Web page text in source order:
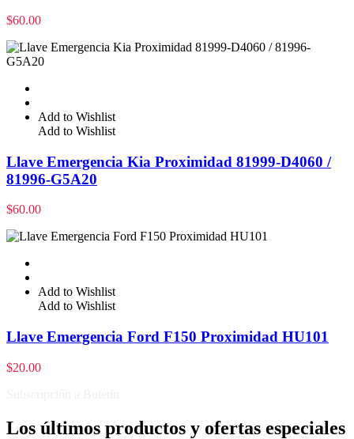
$60.00
Add to Wishlist
Add to Wishlist
Llave Emergencia Kia Proximidad 81999-D4060 /
81996-G5A20
$60.00
Add to Wishlist
Add to Wishlist
Llave Emergencia Ford F150 Proximidad HU101
$20.00
Los últimos productos y ofertas especiales